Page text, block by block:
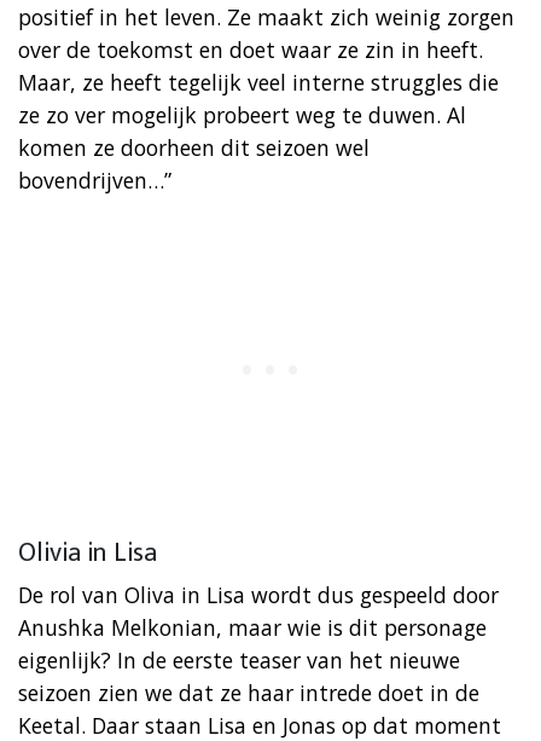
positief in het leven. Ze maakt zich weinig zorgen
over de toekomst en doet waar ze zin in heeft.
Maar, ze heeft tegelijk veel interne struggles die
ze zo ver mogelijk probeert weg te duwen. Al
komen ze doorheen dit seizoen wel
bovendrijven…”
Olivia in Lisa
De rol van Oliva in Lisa wordt dus gespeeld door
Anushka Melkonian, maar wie is dit personage
eigenlijk? In de eerste teaser van het nieuwe
seizoen zien we dat ze haar intrede doet in de
Keetal. Daar staan Lisa en Jonas op dat moment